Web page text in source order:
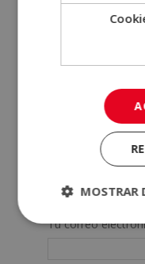
Apellidos (*)
Teléfono (*)
Tu correo
MOSTRAR